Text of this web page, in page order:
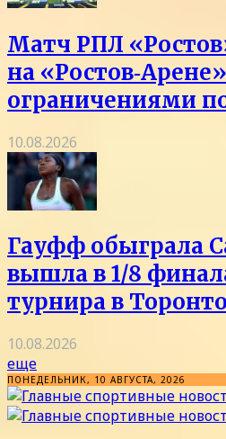
Матч РПЛ
на
ограничениями
10.08.2026
Гауфф обыграла
вышла в 1/8
турнира в Торонто
10.08.2026
еще
ПОНЕДЕЛЬНИК, 10 АВГУСТА, 2026